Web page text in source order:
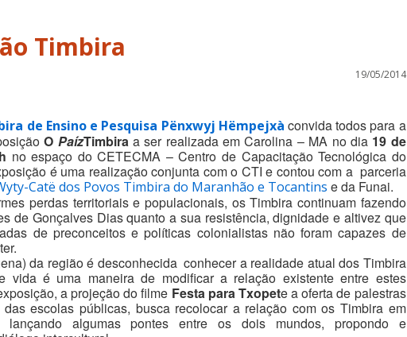
Timbira
19/05/2014
de Ensino e Pesquisa Pënxwyj Hëmpejxà convida todos para a
O PaízTimbiraa ser realizada em Carolina – MA no dia 19 de
no espaço do CETECMA – Centro de Capacitação Tecnológica do
é uma realização conjunta com o CTI e contou com a parceria
Catë dos Povos Timbira do Maranhão e Tocantins e da Funai.
perdas territoriais e populacionais, os Timbira continuam fazendo
de Gonçalves Dias quanto a sua resistência, dignidade e altivez que
de preconceitos e políticas colonialistas não foram capazes de
da região é desconhecida conhecer a realidade atual dos Timbira
vida é uma maneira de modificar a relação existente entre estes
a projeção do filme Festa para Txopete a oferta de palestras
escolas públicas, busca recolocar a relação com os Timbira em
lançando algumas pontes entre os dois mundos, propondo e